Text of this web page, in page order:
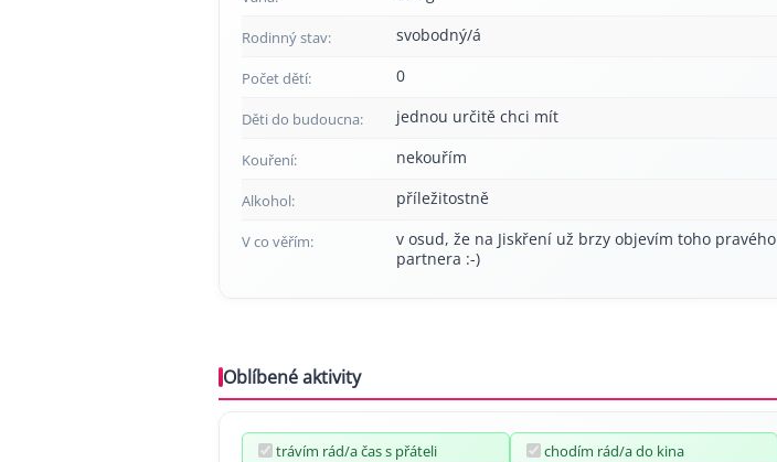
Rodinný stav: svobodný/á
Počet dětí: 0
Děti do budoucna: jednou určitě chci mít
Kouření: nekouřím
Alkohol: příležitostně
V co věřím:
v osud, že na Jiskření už brzy objevím toho pravého
partnera :-)
Oblíbené aktivity
trávím rád/a čas s přáteli
chodím rád/a do kina